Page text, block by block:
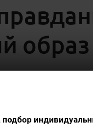
подбор